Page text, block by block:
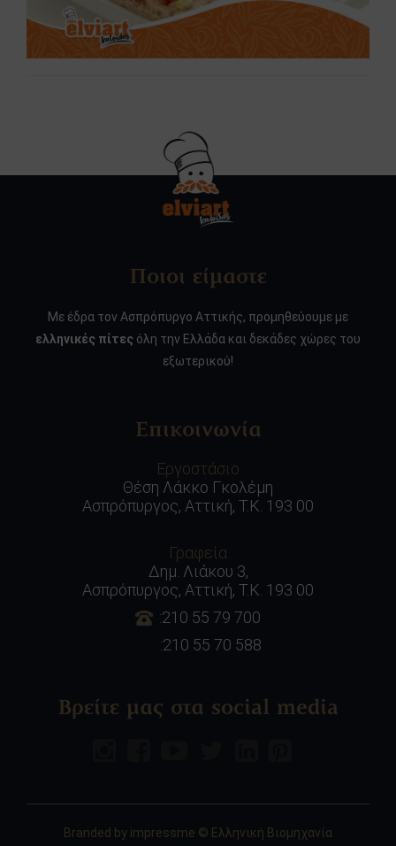
Ποιοι είμαστε
Με έδρα τον Ασπρόπυργο Αττικής, προμηθεύουμε με
ελληνικές πίτες όλη την Ελλάδα και δεκάδες χώρες του
εξωτερικού!
Επικοινωνία
Εργοστάσιο
Θέση Λάκκο Γκολέμη
Ασπρόπυργος, Αττική, Τ.Κ. 193 00
Γραφεία
Δημ. Λιάκου 3,
Ασπρόπυργος, Αττική, Τ.Κ. 193 00
:210 55 79 700
:210 55 70 588
Βρείτε μας στα social media
Branded by impressme © Ελληνική Βιομηχανία